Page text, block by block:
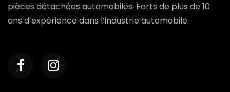
pièces détachées automobiles. Forts de plus de 10
ans d’expérience dans l’industrie automobile